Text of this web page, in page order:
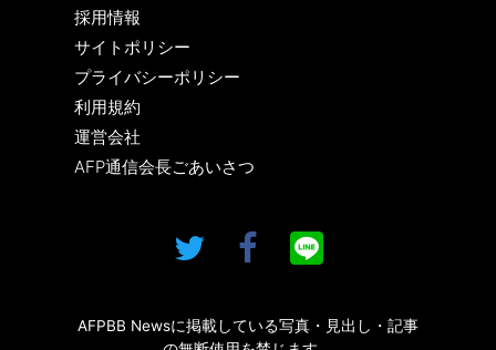
採用情報
サイトポリシー
プライバシーポリシー
利用規約
運営会社
AFP通信会長ごあいさつ
AFPBB Newsに掲載している写真・見出し・記事